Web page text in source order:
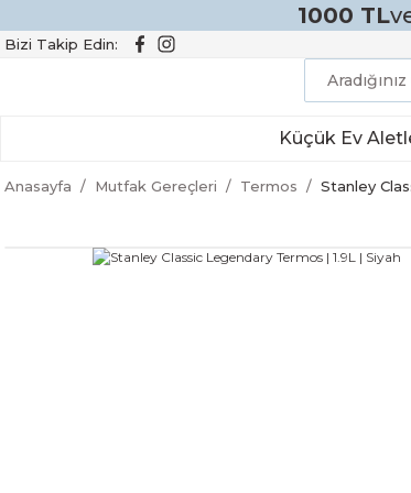
1000 TL
Bizi Takip Edin:
Küçük Ev
Anasayfa Mutfak Gereçleri Termos Stanley